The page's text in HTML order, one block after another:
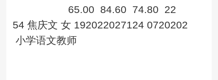
65.00 84.60 74.80 22
54 焦庆文 女 192022027124 0720202
小学语文教师